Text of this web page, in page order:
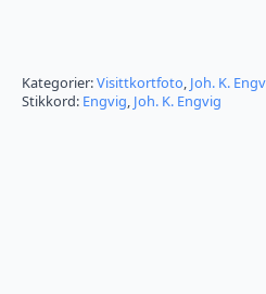
Kategorier:Visittkortfoto, Joh. K.
Stikkord: Engvig, Joh. K. Engvig